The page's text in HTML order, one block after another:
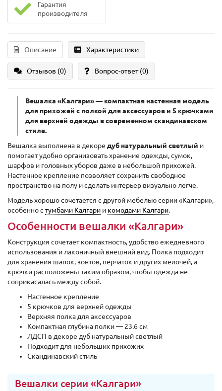
Гарантия
производителя
Описание Характеристики
Отзывов (0) Вопрос-ответ(0)
Вешалка «Калгари» — компактная настенная модель
для прихожей с полкой для аксессуаров и 5 крючками
для верхней одежды в современном скандинавском
стиле.
Вешалка выполнена в декоре дуб натуральный светлый и
помогает удобно организовать хранение одежды, сумок,
шарфов и головных уборов даже в небольшой прихожей.
Настенное крепление позволяет сохранить свободное
пространство на полу и сделать интерьер визуально легче.
Модель хорошо сочетается с другой мебелью серии «Калгари»,
особенно стумбами Калгари и комодами Калгари.
Особенности вешалки «Калгари»
Конструкция сочетает компактность, удобство ежедневного
использования и лаконичный внешний вид. Полка подходит
для хранения шапок, зонтов, перчаток и других мелочей, а
крючки расположены таким образом, чтобы одежда не
соприкасалась между собой.
Настенное крепление
5 крючков для верхней одежды
Верхняя полка для аксессуаров
Компактная глубина полки — 23.6 см
ЛДСП в декоре дуб натуральный светлый
Подходит для небольших прихожих
Скандинавский стиль
Вешалки серии «Калгари»